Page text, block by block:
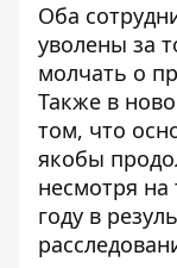
Оба
уволены за
молчать о
Также в
том, что
якобы
несмотря на
году в